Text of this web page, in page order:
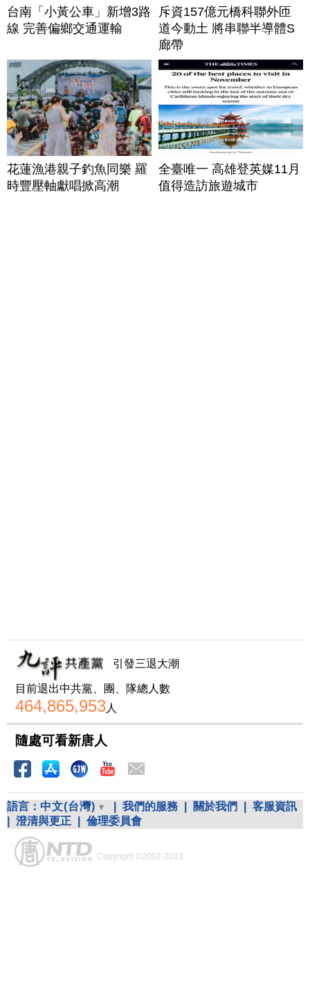
台南「小黃公車」新增3路
線 完善偏鄉交通運輸
斥資157億元橋科聯外匝
道今動土 將串聯半導體S
廊帶
花蓮漁港親子釣魚同樂 羅
時豐壓軸獻唱掀高潮
全臺唯一 高雄登英媒11月
值得造訪旅遊城市
引發三退大潮
目前退出中共黨、團、隊總人數
464,865,953人
隨處可看新唐人
語言： 中文(台灣) 我們的服務 關於我們
客服資訊
澄清與更正 倫理委員會
Copyright ©2002-2023